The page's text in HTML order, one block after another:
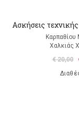
Ασκήσεις
Χαλκιάς
€ 20,00